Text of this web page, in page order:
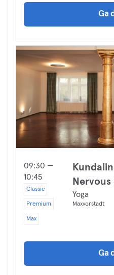
Ga
09:30 —
10:45
Classic
Premium
Max
Nervous
Yoga
Maxvorstadt
Ga